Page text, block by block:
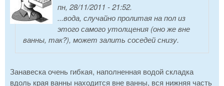
пн, 28/11/2011 - 21:52.
...вода, случайно пролитая на пол из
этого самого утолщения (оно же вне
ванны, так?), может залить соседей снизу.
Занавеска очень гибкая, наполненная водой складка
вдоль края ванны находится вне ванны, вся нижняя часть